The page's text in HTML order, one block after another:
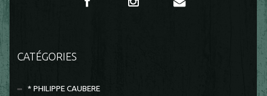
CATÉGORIES
* PHILIPPE CAUBERE